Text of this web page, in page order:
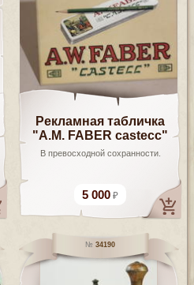
Рекламная табличка
"A.M. FABER castecc"
В превосходной сохранности.
5 000
34190